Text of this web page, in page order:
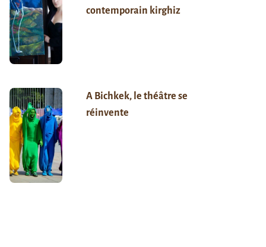
contemporain kirghiz
A Bichkek, le théâtre se
réinvente